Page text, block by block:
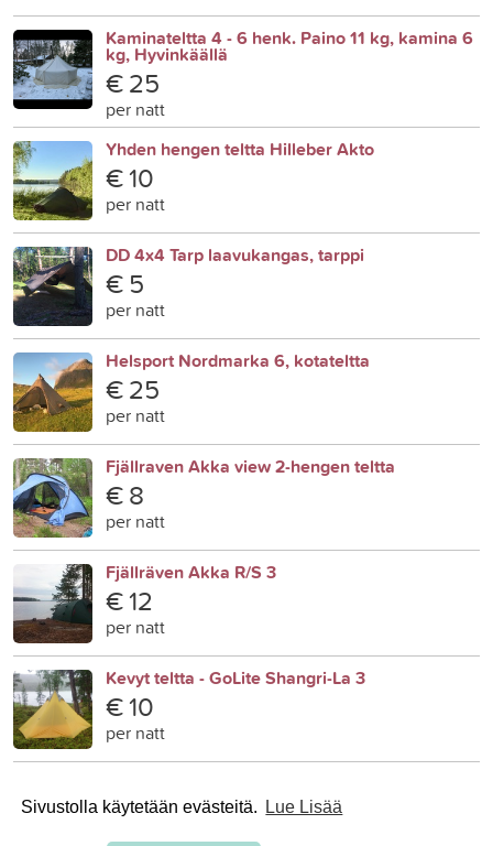
Sivustolla käytetään evästeitä. Lue Lisää
Kaminateltta 4 - 6 henk. Paino 11 kg, kamina 6
kg, Hyvinkäällä
€ 25
per natt
Yhden hengen teltta Hilleber Akto
€ 10
per natt
DD 4x4 Tarp laavukangas, tarppi
€ 5
per natt
Helsport Nordmarka 6, kotateltta
€ 25
per natt
Fjällraven Akka view 2-hengen teltta
€ 8
per natt
Fjällräven Akka R/S 3
€ 12
per natt
Kevyt teltta - GoLite Shangri-La 3
€ 10
per natt